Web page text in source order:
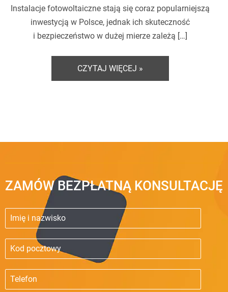
Instalacje fotowoltaiczne stają się coraz popularniejszą
inwestycją w Polsce, jednak ich skuteczność
i bezpieczeństwo w dużej mierze zależą […]
CZYTAJ WIĘCEJ »
ZAMÓW BEZPŁATNĄ KONSULTACJĘ